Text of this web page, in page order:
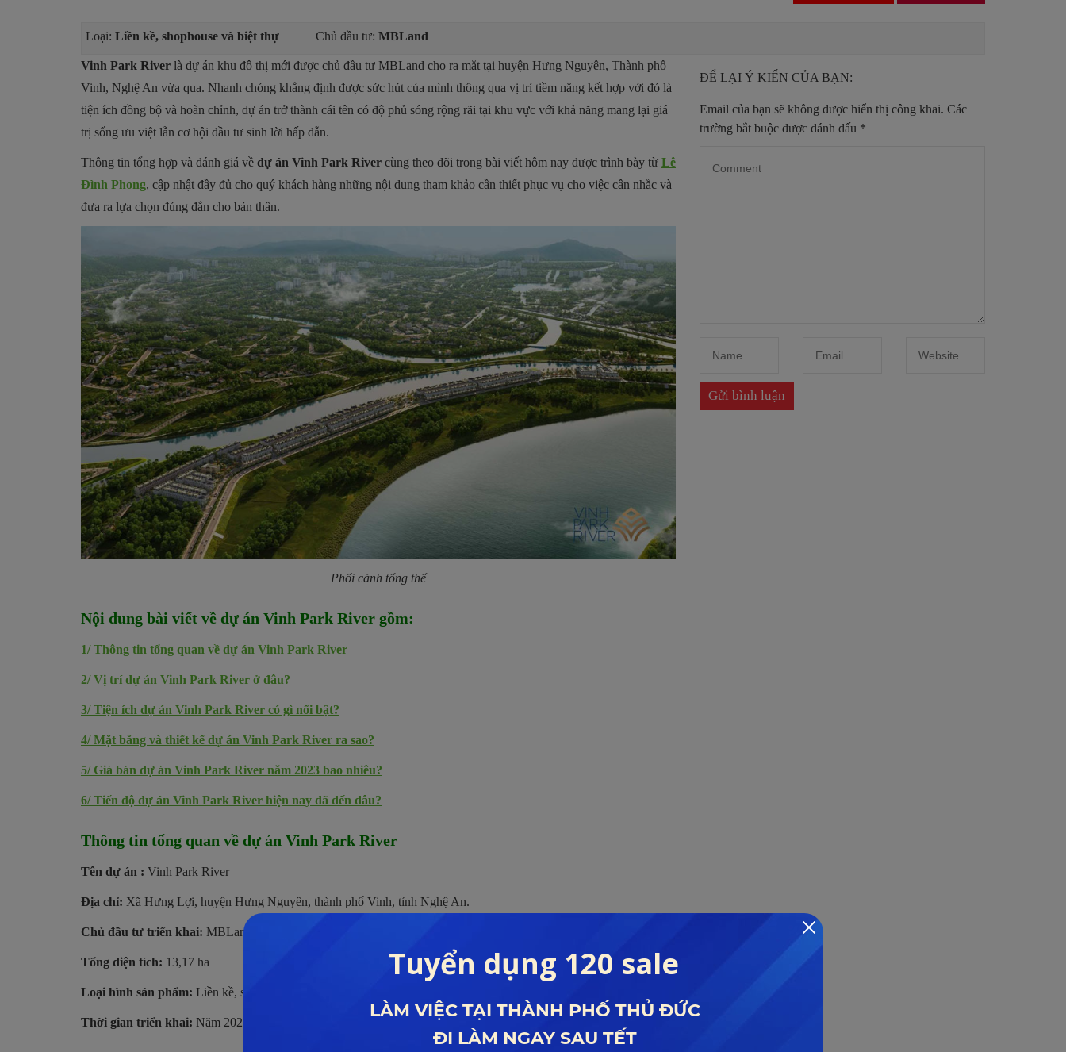
Loại: Liền kề, shophouse và biệt thự Chủ đầu tư: MBLand
Vinh Park River là dự án khu đô thị mới được chủ đầu tư MBLand cho ra mắt tại huyện Hưng Nguyên, Thành phố
Vinh, Nghệ An vừa qua. Nhanh chóng khẳng định được sức hút của mình thông qua vị trí tiềm năng kết hợp với đó là
tiện ích đồng bộ và hoàn chỉnh, dự án trở thành cái tên có độ phủ sóng rộng rãi tại khu vực với khả năng mang lại giá
trị sống ưu việt lẫn cơ hội đầu tư sinh lời hấp dẫn.
Thông tin tổng hợp và đánh giá về dự án Vinh Park River cùng theo dõi trong bài viết hôm nay được trình bày từ Lê
Đình Phong, cập nhật đầy đủ cho quý khách hàng những nội dung tham khảo cần thiết phục vụ cho việc cân nhắc và
đưa ra lựa chọn đúng đắn cho bản thân.
Phối cảnh tổng thể
Nội dung bài viết về dự án Vinh Park River gồm:
1/Thông tin tổng quan về dự án Vinh Park River
2/Vị trí dự án Vinh Park River ở đâu?
3/Tiện ích dự án Vinh Park River có gì nổi bật?
4/Mặt bằng và thiết kế dự án Vinh Park River ra sao?
5/ Giá bán dự án Vinh Park River năm 2023 bao nhiêu?
6/Tiến độ dự án Vinh Park River hiện nay đã đến đâu?
Thông tin tổng quan về dự án Vinh Park River
Tên dự án : Vinh Park River
Địa chỉ: Xã Hưng Lợi, huyện Hưng Nguyên, thành phố Vinh, tỉnh Nghệ An.
Chủ đầu tư triển khai: MBLand
Tổng diện tích: 13,17 ha
Loại hình sản phẩm: Liền kề, shophouse và biệt thự
Thời gian triển khai: Năm 2021
ĐỂ LẠI Ý KIẾN CỦA BẠN:
Email của bạn sẽ không được hiển thị công khai. Các
trường bắt buộc được đánh dấu *